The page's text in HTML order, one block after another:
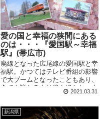
愛の国と幸福の狭間にある
のは・・・『愛国駅～幸福
駅』(帯広市)
廃線となった広尾線の愛国駅と幸
福駅。かつてはテレビ番組の影響
で大ブームとなったこともあり、
今でも訪れる人は後を絶たない人
気観光スポットです。さて、そん
のをご存知でしょうか？
2021.03.31
新潟県